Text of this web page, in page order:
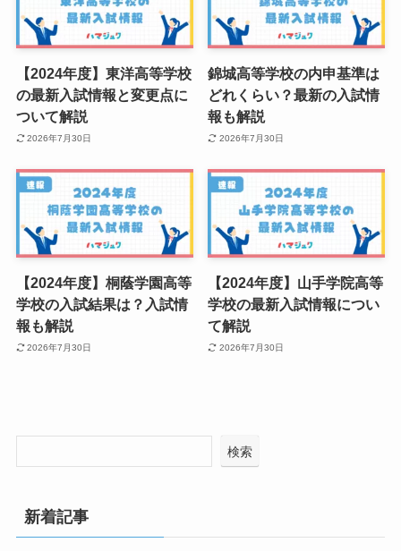
【2024年度】東洋高等学校
の最新入試情報と変更点に
ついて解説
2026年7月30日
錦城高等学校の内申基準は
どれくらい？最新の入試情
報も解説
2026年7月30日
【2024年度】桐蔭学園高等
学校の入試結果は？入試情
報も解説
2026年7月30日
【2024年度】山手学院高等
学校の最新入試情報につい
て解説
2026年7月30日
検索
新着記事